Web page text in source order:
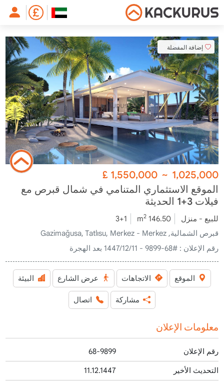
إضافة المفضلة
1,025,000
~
1,550,000
£
الموقع الاستثماري المتنامي في شمال قبرص مع
فيلات 3+1 الحديثة
للبيع - منزل 146.50 m
2
3+1
قبرص الشمالية, Gazimağusa, Tatlısu, Merkez - Merkez
رقم الإعلان : #68-9899 - 11‏‏/12‏‏/1447 بعد الهجرة
الموقع الاتجاهات عرض الشارع البيئة
مشاركة اتصال
معلومات الإعلان
رقم الإعلان 68-9899
التحديث الأخير 11.12.1447